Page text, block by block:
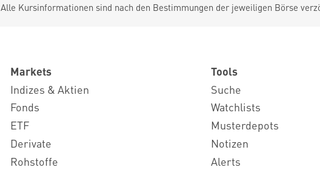
Alle Kursinformationen sind nach den Bestimmungen der jeweiligen Börse
Markets
Indizes & Aktien
Fonds
ETF
Derivate
Rohstoffe
Tools
Suche
Watchlists
Musterdepots
Notizen
Alerts